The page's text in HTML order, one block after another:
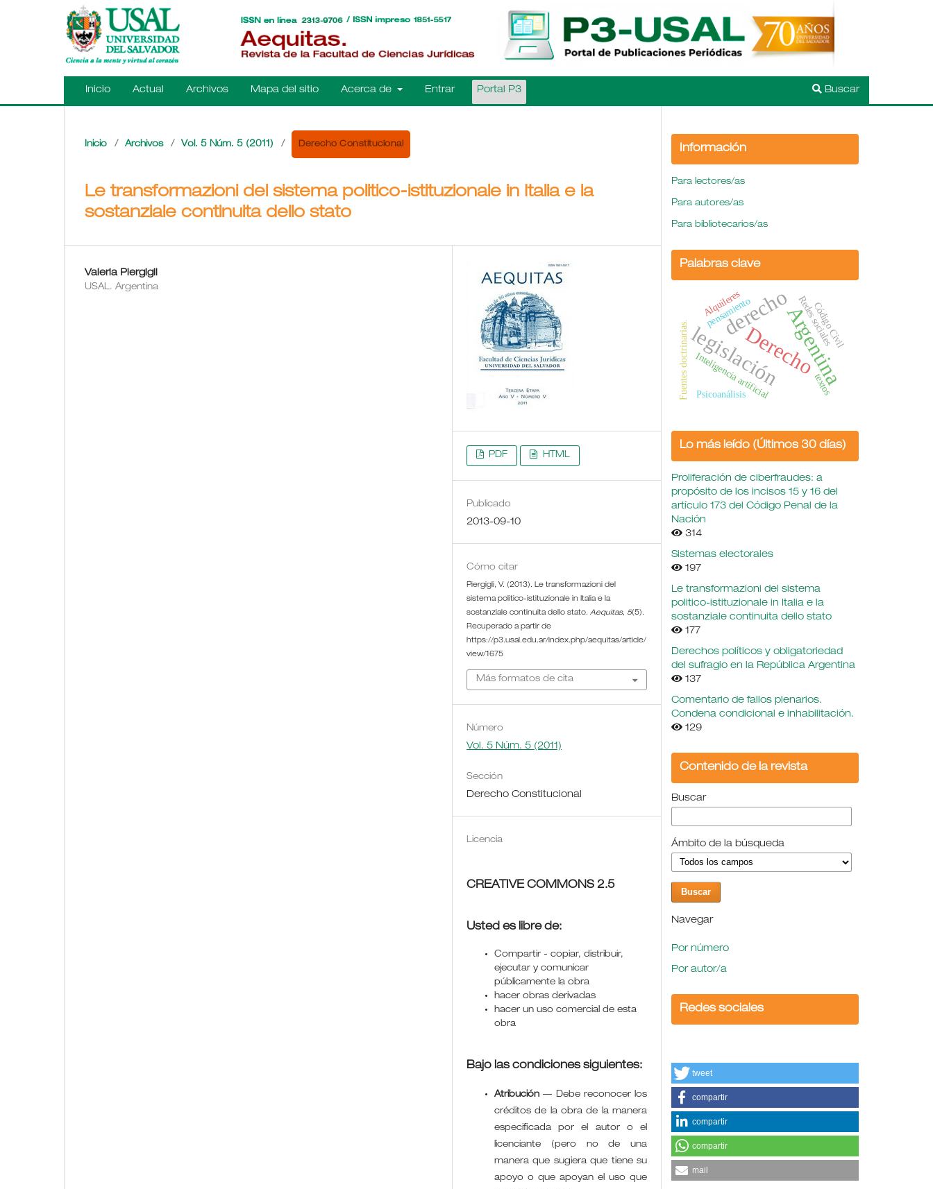
Inicio Actual Archivos Mapa del sitio Acerca de Entrar Portal P3 Buscar
Inicio / Archivos / Vol. 5 Núm. 5 (2011) / Derecho Constitucional
Le transformazioni del sistema politico-istituzionale in Italia e la
sostanziale continuita dello stato
Valeria Piergigli
USAL. Argentina
PDF HTML
Publicado
2013-09-10
Cómo citar
Piergigli, V. (2013). Le transformazioni del
sistema politico-istituzionale in Italia e la
sostanziale continuita dello stato.Aequitas, 5(5).
Recuperado a partir de
https://p3.usal.edu.ar/index.php/aequitas/article/
view/1675
Más formatos de cita
Número
Vol. 5 Núm. 5 (2011)
Sección
Derecho Constitucional
Licencia
CREATIVE COMMONS 2.5
Usted es libre de:
Compartir - copiar, distribuir,
ejecutar y comunicar
públicamente la obra
hacer obras derivadas
hacer un uso comercial de esta
obra
Bajo las condiciones siguientes:
Atribución — Debe reconocer los
créditos de la obra de la manera
especificada por el autor o el
licenciante (pero no de una
manera que sugiera que tiene su
apoyo o que apoyan el uso que
Información
Para lectores/as
Para autores/as
Para bibliotecarios/as
Palabras clave
legislaciónArgentina
derecho
Derecho
Inteligencia artificial
pensamiento Redes sociales
Código Civil
Fuentes doctrinarias.
Alquileres
Psicoanálisis textos
Lo más leído (Últimos 30 días)
Proliferación de ciberfraudes: a
propósito de los incisos 15 y 16 del
artículo 173 del Código Penal de la
Nación
314
Sistemas electorales
197
Le transformazioni del sistema
politico-istituzionale in Italia e la
sostanziale continuita dello stato
177
Derechos políticos y obligatoriedad
del sufragio en la República Argentina
137
Comentario de fallos plenarios.
Condena condicional e inhabilitación.
129
Contenido de la revista
Buscar
Ámbito de la búsqueda
Navegar
Por número
Por autor/a
Redes sociales
tweet
compartir
compartir
compartir
mail